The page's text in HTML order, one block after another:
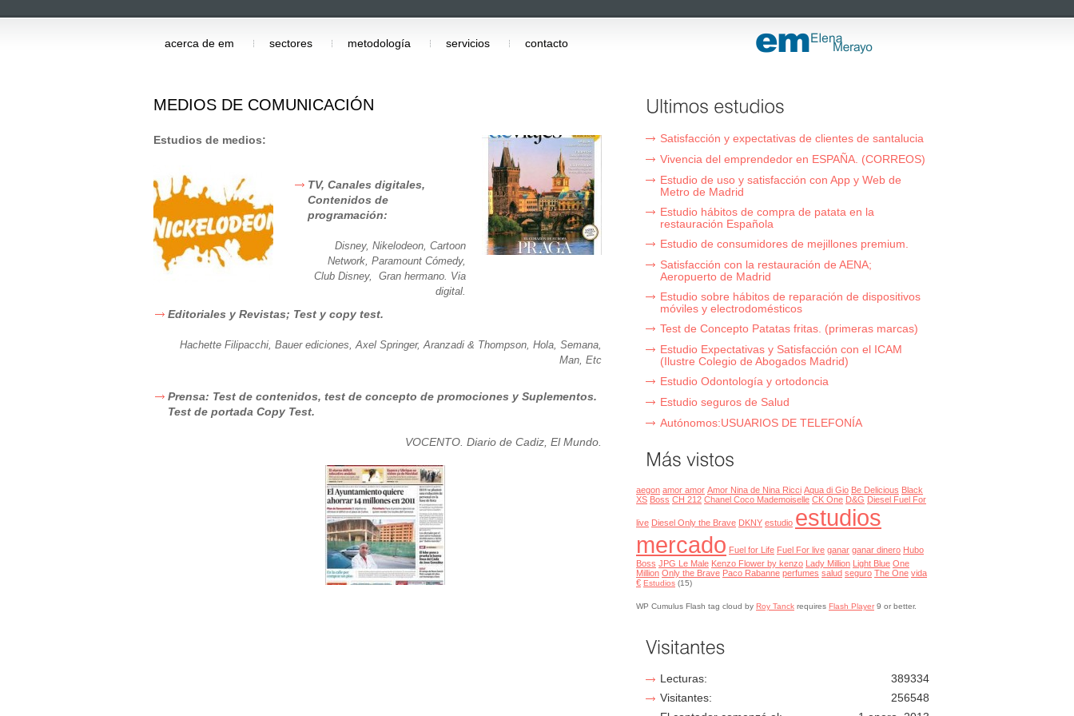
acerca de em sectores metodología servicios contacto
Satisfacción y expectativas de clientes de santalucia
Vivencia del emprendedor en ESPAÑA. (CORREOS)
Estudio de uso y satisfacción con App y Web de
Metro de Madrid
Estudio hábitos de compra de patata en la
restauración Española
Estudio de consumidores de mejillones premium.
Satisfacción con la restauración de AENA;
Aeropuerto de Madrid
Estudio sobre hábitos de reparación de dispositivos
móviles y electrodomésticos
Test de Concepto Patatas fritas. (primeras marcas)
Estudio Expectativas y Satisfacción con el ICAM
(Ilustre Colegio de Abogados Madrid)
Estudio Odontología y ortodoncia
Estudio seguros de Salud
Autónomos:USUARIOS DE TELEFONÍA
aegon amor amor Amor Nina de Nina Ricci Aqua di Gio Be Delicious Black
XS Boss CH 212 Chanel Coco Mademoiselle CK One D&G Diesel Fuel For
live Diesel Only the Brave DKNY estudio estudios
mercado Fuel for Life Fuel For live ganar ganar dinero Hubo
Boss JPG Le Male Kenzo Flower by kenzo Lady Million Light Blue One
Million Only the Brave Paco Rabanne perfumes salud seguro The One vida
€ Estudios (15)
WP Cumulus Flash tag cloud by Roy Tanck requires Flash Player 9 or better.
389334
Lecturas:
256548
Visitantes:
MEDIOS DE COMUNICACIÓN
Estudios de medios:
TV, Canales digitales,
Contenidos de
programación:
Disney, Nikelodeon, Cartoon
Network, Paramount Cómedy,
Club Disney, Gran hermano. Via
digital.
Editoriales y Revistas; Test y copy test.
Hachette Filipacchi, Bauer ediciones, Axel Springer, Aranzadi & Thompson, Hola, Semana,
Man, Etc
Prensa: Test de contenidos, test de concepto de promociones y Suplementos.
Test de portada Copy Test.
VOCENTO. Diario de Cadiz, El Mundo.